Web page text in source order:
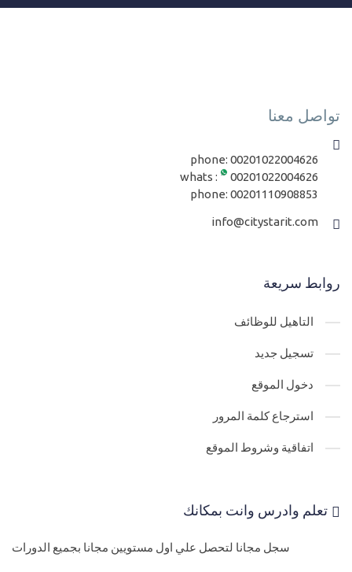
تواصل معنا
phone: 00201022004626
whats :
00201022004626
phone: 00201110908853
info@citystarit.com
روابط سريعة
التاهيل للوظائف
تسجيل جديد
دخول الموقع
استرجاع كلمة المرور
اتفاقية وشروط الموقع
تعلم وادرس وانت بمكانك
سجل مجانا لتحصل علي اول مستويين مجانا بجميع الدورات